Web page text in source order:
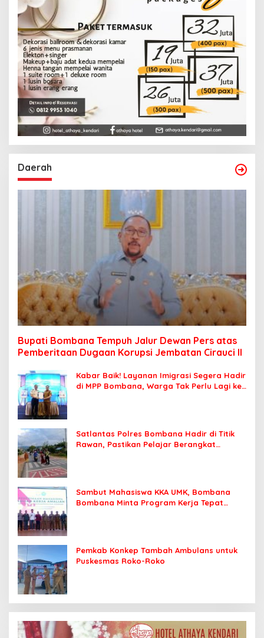
Daerah
Bupati Bombana Tempuh Jalur Dewan Pers atas
Pemberitaan Dugaan Korupsi Jembatan Cirauci II
Kabar Baik! Layanan Imigrasi Segera Hadir
di MPP Bombana, Warga Tak Perlu Lagi ke
Satlantas Polres Bombana Hadir di Titik
Rawan, Pastikan Pelajar Berangkat
Sambut Mahasiswa KKA UMK, Bombana
Bombana Minta Program Kerja Tepat
Pemkab Konkep Tambah Ambulans untuk
Puskesmas Roko-Roko